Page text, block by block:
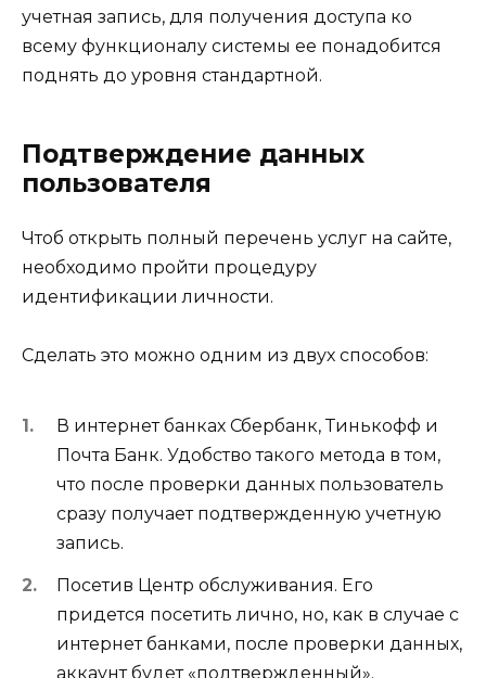
учетная запись, для получения доступа ко
всему функционалу системы ее понадобится
поднять до уровня стандартной.
Подтверждение данных
пользователя
Чтоб открыть полный перечень услуг на сайте,
необходимо пройти процедуру
идентификации личности.
Сделать это можно одним из двух способов:
В интернет банках Сбербанк, Тинькофф и
Почта Банк. Удобство такого метода в том,
что после проверки данных пользователь
сразу получает подтвержденную учетную
запись.
Посетив Центр обслуживания. Его
придется посетить лично, но, как в случае с
интернет банками, после проверки данных,
аккаунт будет «подтвержденный».